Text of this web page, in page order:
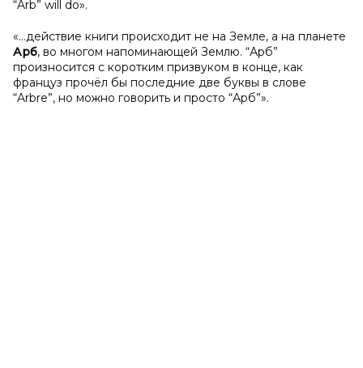
“Arb” will do».
«…действие книги происходит не на Земле, а на планете
Арб, во многом напоминающей Землю. “Арб”
произносится с коротким призвуком в конце, как
француз прочёл бы последние две буквы в слове
“Arbre”, но можно говорить и просто “Арб”».